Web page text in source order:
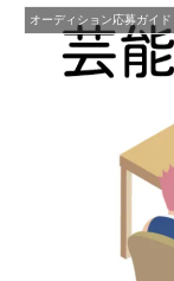
オーディション応募ガイド